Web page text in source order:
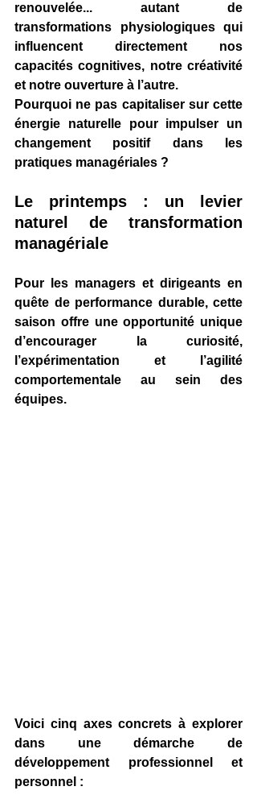
renouvelée... autant de
transformations physiologiques qui
influencent directement nos
capacités cognitives, notre créativité
et notre ouverture à l’autre.
Pourquoi ne pas capitaliser sur cette
énergie naturelle pour impulser un
changement positif dans les
pratiques managériales ?
Le printemps : un levier
naturel de transformation
managériale
Pour les managers et dirigeants en
quête de performance durable, cette
saison offre une opportunité unique
d’encourager la curiosité,
l’expérimentation et l’agilité
comportementale au sein des
équipes.
Voici cinq axes concrets à explorer
dans une démarche de
développement professionnel et
personnel :